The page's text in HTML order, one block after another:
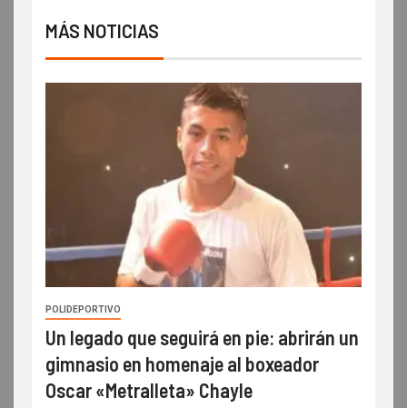
MÁS NOTICIAS
POLIDEPORTIVO
Un legado que seguirá en pie: abrirán un
gimnasio en homenaje al boxeador
Oscar «Metralleta» Chayle